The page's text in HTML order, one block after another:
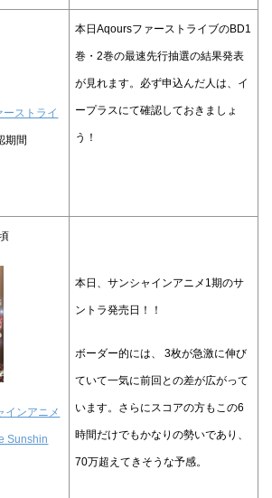
ストライ
期間
本日AqoursファーストライブのBD1
巻・2巻の最速先行抽選の結果発表
が見れます。必ず申込んだ人は、イ
ープラスにて確認しておきましょ
う！
インアニメ
Sunshin
本日、サンシャインアニメ1期のサ
ントラ発売日！！
ボーダー的には、 3枚が急激に伸び
ていて一気に前回との差が広がって
います。さらにスコアの方もこの6
時間だけでもかなりの勢いであり、
70万超えてきそうな予感。